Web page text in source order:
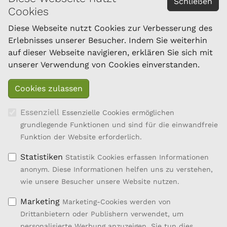
Cookies
Diese Webseite nutzt Cookies zur Verbesserung des
Erlebnisses unserer Besucher. Indem Sie weiterhin
auf dieser Webseite navigieren, erklären Sie sich mit
unserer Verwendung von Cookies einverstanden.
Essenziell Essenzielle Cookies ermöglichen
grundlegende Funktionen und sind für die einwandfreie
Funktion der Website erforderlich.
Statistiken Statistik Cookies erfassen Informationen
anonym. Diese Informationen helfen uns zu verstehen,
wie unsere Besucher unsere Website nutzen.
Marketing Marketing-Cookies werden von
Drittanbietern oder Publishern verwendet, um
Österreichischer Bundesverband für Schafe und
Ziegen
Dresdner Straße 89/B1/18
1200 Wien
Tel.: 01/334 17 21-40